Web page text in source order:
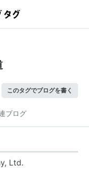
このタグでブログを書く
ブログ
Ltd.